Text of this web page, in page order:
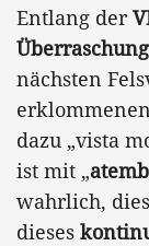
Entlang der
nächsten
dazu „vista
ist mit „
wahrlich,
dieses